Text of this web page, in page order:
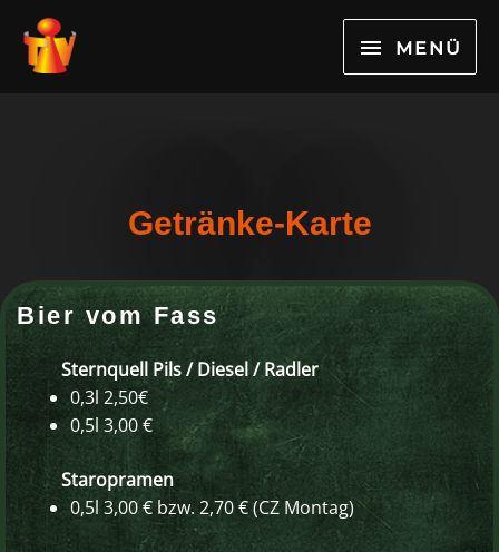
content
MENÜ
MENÜ
Getränke-Karte
Bier vom Fass
Sternquell Pils/ Diesel / Radler
0,3l 2,50€
0,5l 3,00 €
Staropramen
0,5l 3,00 € bzw. 2,70 € (CZ Montag)